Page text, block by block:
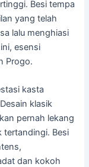
Besi tempa
yang telah
lalu menghiasi
esensi
Progo.
kasta
klasik
pernah lekang
tertandingi. Besi
dan kokoh